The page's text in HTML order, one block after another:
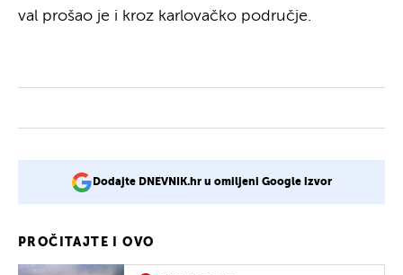
val prošao je i kroz karlovačko područje.
Dodajte DNEVNIK.hr u omiljeni Google izvor
PROČITAJTE I OVO